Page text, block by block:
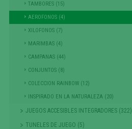
TAMBORES (15)
AEROFONOS (4)
XILOFONOS (7)
MARIMBAS (4)
CAMPANAS (44)
CONJUNTOS (8)
COLECCION RAINBOW (12)
INSPIRADO EN LA NATURALEZA (20)
JUEGOS ACCESIBLES INTEGRADORES (322)
TUNELES DE JUEGO (5)